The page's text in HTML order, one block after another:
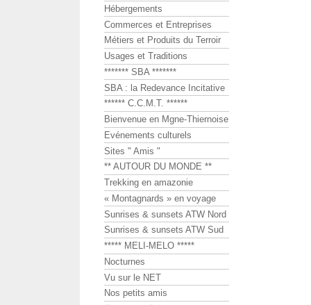
Hébergements
Commerces et Entreprises
Métiers et Produits du Terroir
Usages et Traditions
******* SBA *******
SBA : la Redevance Incitative
****** C.C.M.T. ******
Bienvenue en Mgne-Thiernoise
Evénements culturels
Sites " Amis "
** AUTOUR DU MONDE **
Trekking en amazonie
« Montagnards » en voyage
Sunrises & sunsets ATW Nord
Sunrises & sunsets ATW Sud
***** MELI-MELO *****
Nocturnes
Vu sur le NET
Nos petits amis